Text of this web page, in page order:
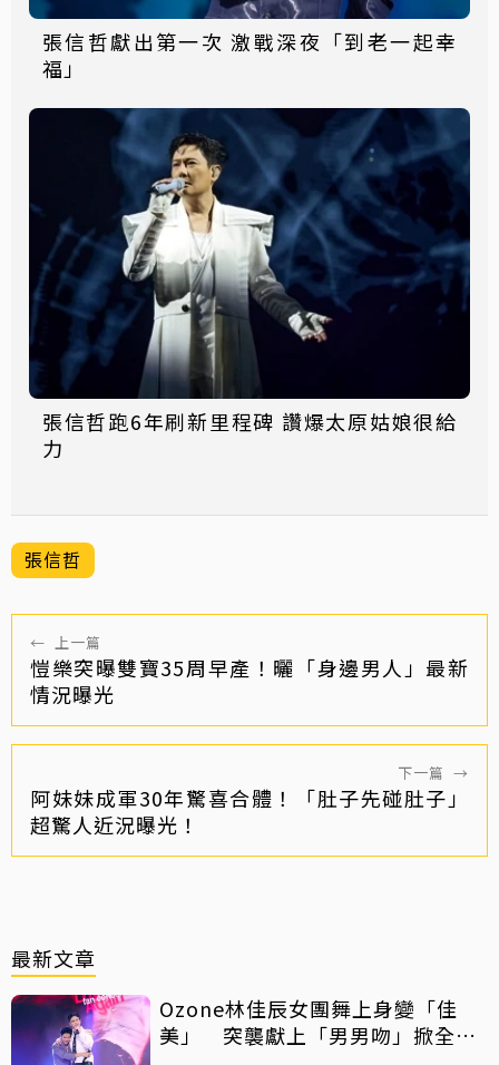
張信哲獻出第一次 激戰深夜「到老一起幸
福」
張信哲跑6年刷新里程碑 讚爆太原姑娘很給
力
張信哲
← 上一篇
愷樂突曝雙寶35周早產！曬「身邊男人」最新
情況曝光
下一篇 →
阿妹妹成軍30年驚喜合體！「肚子先碰肚子」
超驚人近況曝光！
最新文章
Ozone林佳辰女團舞上身變「佳
美」 突襲獻上「男男吻」掀全場